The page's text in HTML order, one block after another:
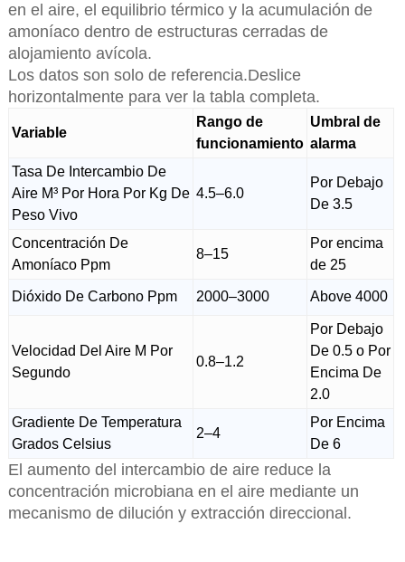
en el aire, el equilibrio térmico y la acumulación de
amoníaco dentro de estructuras cerradas de
alojamiento avícola.
Los datos son solo de referencia.Deslice
horizontalmente para ver la tabla completa.
Variable
Rango de
funcionamiento
Umbral de
alarma
Tasa De Intercambio De
Aire M³ Por Hora Por Kg De
Peso Vivo
4.5–6.0
Por Debajo
De 3.5
Concentración De
Amoníaco Ppm
8–15
Por encima
de 25
Dióxido De Carbono Ppm 2000–3000 Above 4000
Velocidad Del Aire M Por
Segundo
0.8–1.2
Por Debajo
De 0.5 o Por
Encima De
2.0
Gradiente De Temperatura
Grados Celsius
2–4
Por Encima
De 6
El aumento del intercambio de aire reduce la
concentración microbiana en el aire mediante un
mecanismo de dilución y extracción direccional.